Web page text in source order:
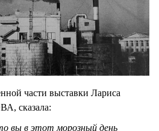
части выставки Лариса
сказала:
вы в этот морозный день